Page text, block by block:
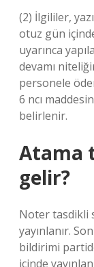
(2) İlgililer,
otuz gün
uyarınca
devamı
personele
6 ncı
belirlenir.
Atama
gelir?
Noter tasdikli
yayınlanır.
bildirimi
içinde